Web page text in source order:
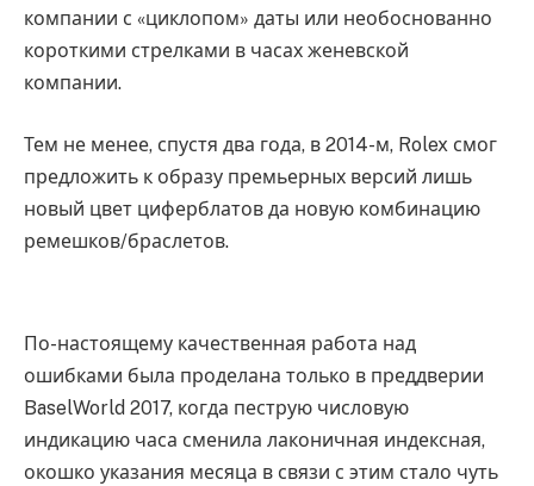
компании с «циклопом» даты или необоснованно
короткими стрелками в часах женевской
компании.
Тем не менее, спустя два года, в 2014-м, Rolex смог
предложить к образу премьерных версий лишь
новый цвет циферблатов да новую комбинацию
ремешков/браслетов.
По-настоящему качественная работа над
ошибками была проделана только в преддверии
BaselWorld 2017, когда пеструю числовую
индикацию часа сменила лаконичная индексная,
окошко указания месяца в связи с этим стало чуть